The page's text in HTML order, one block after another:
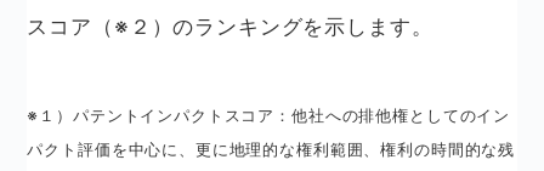
スコア（※２）のランキングを示します。
※１）パテントインパクトスコア：他社への排他権としてのイン
パクト評価を中心に、更に地理的な権利範囲、権利の時間的な残